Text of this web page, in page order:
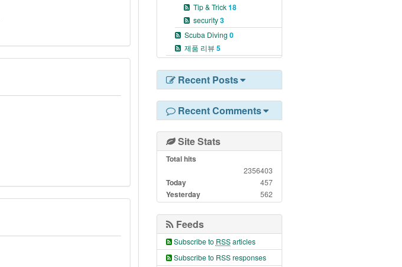
Tip & Trick18
security3
Scuba Diving 0
제품 리뷰 5
Recent Posts
Recent Comments
Site Stats
Total hits
2356403
Today 457
Yesterday 562
Feeds
Subscribe to RSSarticles
Subscribe to RSS responses